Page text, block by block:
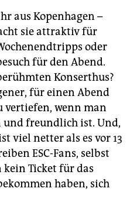
aus Kopenhagen –
sie attraktiv für
oder
für den Abend.
Konserthus?
für einen Abend
vertiefen, wenn man
und freundlich ist. Und,
viel netter als es vor 13
ESC-Fans, selbst
kein Ticket für das
haben, sich